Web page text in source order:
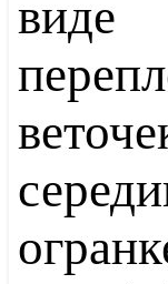
виде